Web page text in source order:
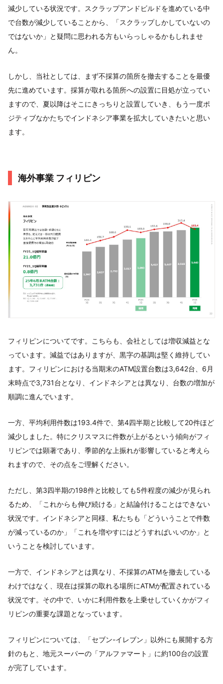
減少している状況です。スクラップアンドビルドを進めている中
で台数が減少していることから、「スクラップしかしていないの
ではないか」と疑問に思われる方もいらっしゃるかもしれませ
ん。
しかし、当社としては、まず不採算の箇所を撤去することを最優
先に進めています。採算が取れる箇所への設置に目処が立ってい
ますので、夏以降はそこにきっちりと設置していき、もう一度ポ
ジティブなかたちでインドネシア事業を拡大していきたいと思い
ます。
海外事業 フィリピン
フィリピンについてです。こちらも、会社としては増収減益とな
っています。減益ではありますが、黒字の基調は堅く維持してい
ます。フィリピンにおける当期末のATM設置台数は3,642台、6月
末時点で3,731台となり、インドネシアとは異なり、台数の増加が
順調に進んでいます。
一方、平均利用件数は193.4件で、第4四半期と比較して20件ほど
減少しました。特にクリスマスに件数が上がるという傾向がフィ
リピンでは顕著であり、季節的な上振れが影響していると考えら
れますので、その点をご理解ください。
ただし、第3四半期の198件と比較しても5件程度の減少が見られ
るため、「これからも伸び続ける」と結論付けることはできない
状況です。インドネシアと同様、私たちも「どういうことで件数
が減っているのか」「これを増やすにはどうすればいいのか」と
いうことを検討しています。
一方で、インドネシアとは異なり、不採算のATMを撤去している
わけではなく、現在は採算の取れる場所にATMが配置されている
状況です。その中で、いかに利用件数を上乗せしていくかがフィ
リピンの重要な課題となっています。
フィリピンについては、「セブン-イレブン」以外にも展開する方
針のもと、地元スーパーの「アルファマート」に約100台の設置
が完了しています。